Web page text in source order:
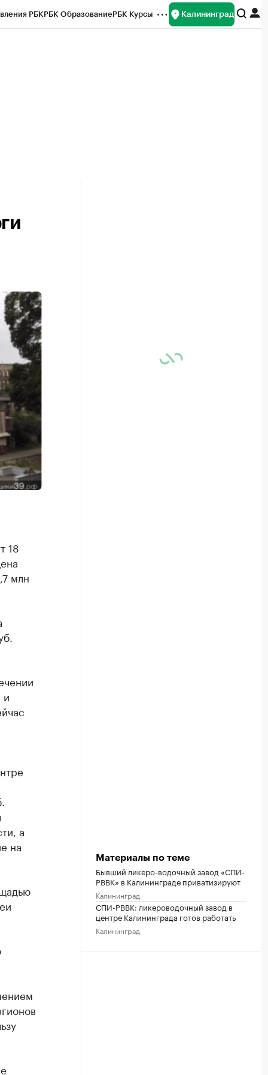
РБКРБК ОбразованиеРБК Курсы Калининград
18
млн
и
а
на
Материалы по теме
Бывший ликеро-водочный завод «СПИ-
РВВК» в Калининграде приватизируют
Калининград
СПИ-РВВК: ликероводочный завод в
центре Калининграда готов работать
Калининград